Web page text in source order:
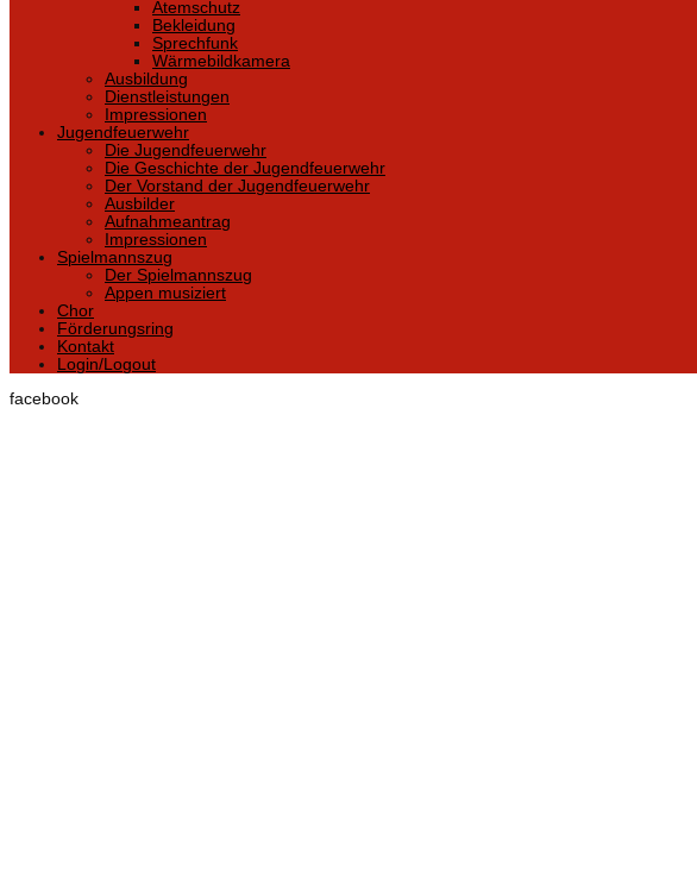
Atemschutz
Bekleidung
Sprechfunk
Wärmebildkamera
Ausbildung
Dienstleistungen
Impressionen
Jugendfeuerwehr
Die Jugendfeuerwehr
Die Geschichte der Jugendfeuerwehr
Der Vorstand der Jugendfeuerwehr
Ausbilder
Aufnahmeantrag
Impressionen
Spielmannszug
Der Spielmannszug
Appen musiziert
Chor
Förderungsring
Kontakt
Login/Logout
facebook